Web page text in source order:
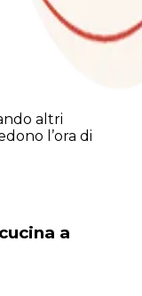
altri
l’ora di
a